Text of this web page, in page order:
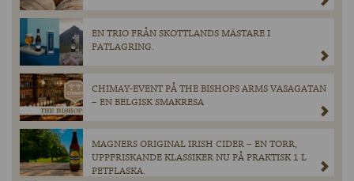
EN TRIO FRÅN SKOTTLANDS MÄSTARE I
FATLAGRING.
CHIMAY-EVENT PÅ THE BISHOPS ARMS VASAGATAN
– EN BELGISK SMAKRESA
MAGNERS ORIGINAL IRISH CIDER – EN TORR,
UPPFRISKANDE KLASSIKER NU PÅ PRAKTISK 1 L
PETFLASKA.